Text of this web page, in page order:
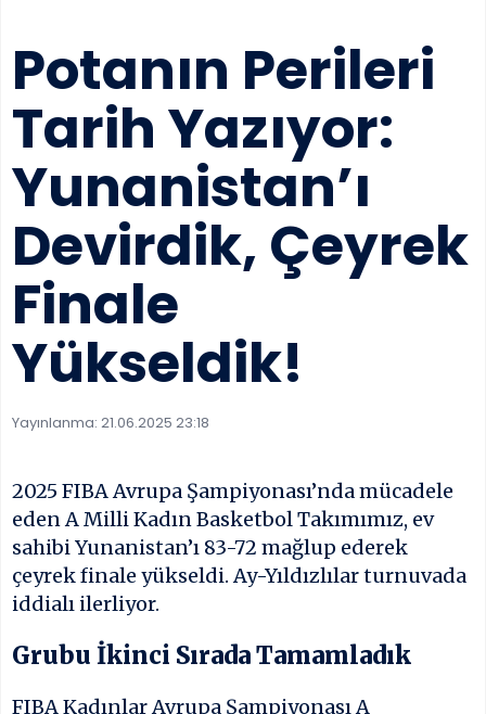
Ürdün’den Tarihi
Başarı
Potanın Perileri
Tarih Yazıyor:
Yunanistan’ı
Devirdik, Çeyrek
Finale
Yükseldik!
Yayınlanma: 21.06.2025 23:18
2025 FIBA Avrupa Şampiyonası’nda mücadele
eden A Milli Kadın Basketbol Takımımız, ev
sahibi Yunanistan’ı 83-72 mağlup ederek
çeyrek finale yükseldi. Ay-Yıldızlılar turnuvada
iddialı ilerliyor.
Grubu İkinci Sırada Tamamladık
FIBA Kadınlar Avrupa Şampiyonası A